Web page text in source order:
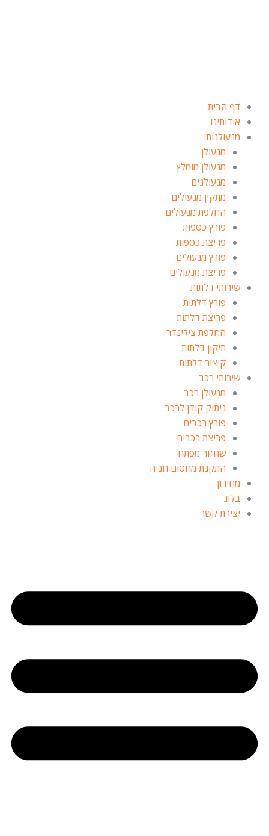
דף הבית
אודותינו
מנעולנות
מנעולן
מנעולן מומלץ
מנעולנים
מתקין מנעולים
החלפת מנעולים
פורץ כספות
פריצת כספות
פורץ מנעולים
פריצת מנעולים
שירותי דלתות
פורץ דלתות
פריצת דלתות
החלפת צילינדר
תיקון דלתות
קיצור דלתות
שירותי רכב
מנעולן רכב
ניתוק קודן לרכב
פורץ רכבים
פריצת רכבים
שחזור מפתח
התקנת מחסום חניה
מחירון
בלוג
יצירת קשר